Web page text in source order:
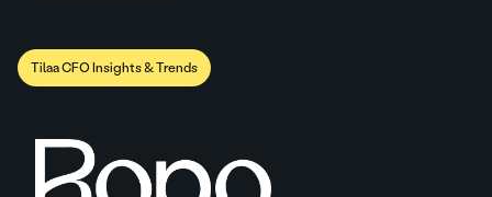
Tilaa CFO Insights & Trends